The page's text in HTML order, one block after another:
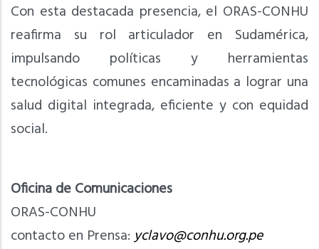
Con esta destacada presencia, el ORAS-CONHU
reafirma su rol articulador en Sudamérica,
impulsando políticas y herramientas
tecnológicas comunes encaminadas a lograr una
salud digital integrada, eficiente y con equidad
social.
Oficina de Comunicaciones
ORAS-CONHU
contacto en Prensa:yclavo@conhu.org.pe